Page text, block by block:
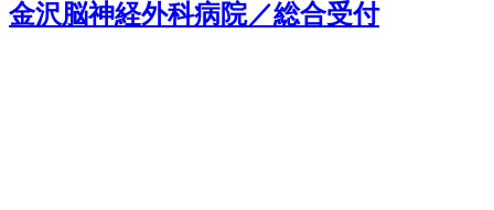
金沢脳神経外科病院／総合受付